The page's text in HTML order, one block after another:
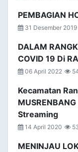
PEMBAGIAN
31 Desember 2019
DALAM
COVID 19 Di
06 April 2022
Kecamatan
Streaming
14 April 2020
MENINJAU